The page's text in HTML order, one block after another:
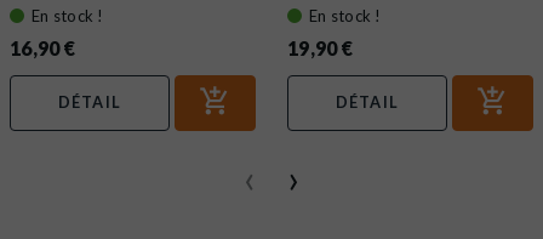
En stock !
16,90 €
DÉTAIL
En stock !
19,90 €
DÉTAIL
‹ ›